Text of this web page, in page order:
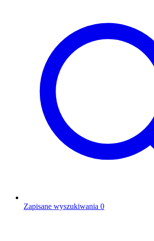
Zapisane wyszukiwania 0